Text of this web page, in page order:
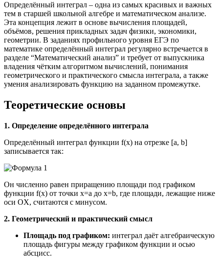
Определённый интеграл – одна из самых красивых и важных
тем в старшей школьной алгебре и математическом анализе.
Эта концепция лежит в основе вычисления площадей,
объёмов, решения прикладных задач физики, экономики,
геометрии. В заданиях профильного уровня ЕГЭ по
математике определённый интеграл регулярно встречается в
разделе “Математический анализ” и требует от выпускника
владения чётким алгоритмом вычислений, понимания
геометрического и практического смысла интеграла, а также
умения анализировать функцию на заданном промежутке.
Теоретические основы
1. Определение определённого интеграла
Определённый интеграл функции f(x) на отрезке [a, b]
записывается так:
Он численно равен приращению площади под графиком
функции f(x) от точки x=a до x=b, где площади, лежащие ниже
оси OX, считаются с минусом.
2. Геометрический и практический смысл
Площадь под графиком: интеграл даёт алгебраическую
площадь фигуры между графиком функции и осью
абсцисс.